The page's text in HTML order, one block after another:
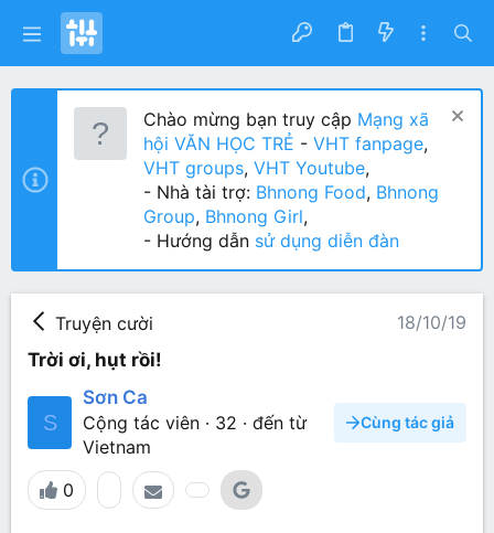
Chào mừng bạn truy cập Mạng xã
hội VĂN HỌC TRẺ - VHT fanpage,
VHT groups, VHT Youtube,
- Nhà tài trợ: Bhnong Food, Bhnong
Group, Bhnong Girl,
- Hướng dẫn sử dụng diễn đàn
Truyện cười
18/10/19
Trời ơi, hụt rồi!
S
Sơn Ca
Cộng tác viên · 32 · đến từ
Vietnam
Cùng tác giả
0